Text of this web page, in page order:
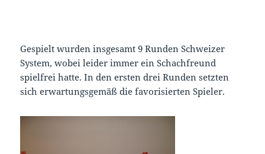
Gespielt wurden insgesamt 9 Runden Schweizer
System, wobei leider immer ein Schachfreund
spielfrei hatte. In den ersten drei Runden setzten
sich erwartungsgemäß die favorisierten Spieler.